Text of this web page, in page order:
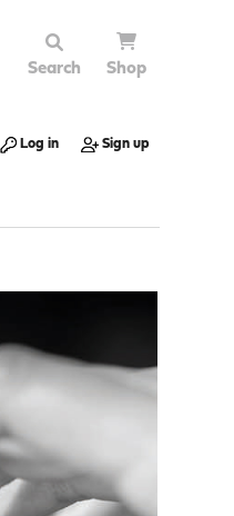
Search Shop
Log in Sign up